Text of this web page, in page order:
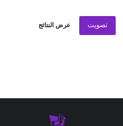
تصويت عرض النتائج